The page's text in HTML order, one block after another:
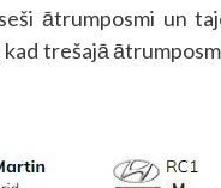
ātrumposmi un
trešajā